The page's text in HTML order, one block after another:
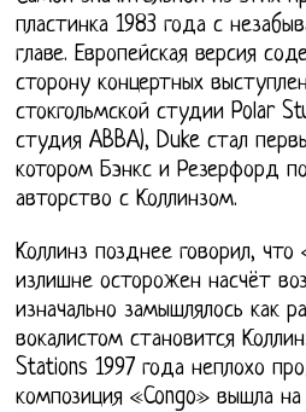
пластинка 1983 года с
главе. Европейская версия
сторону концертных
стокгольмской студии Polar
студия ABBA), Duke стал
котором Бэнкс и Резерфорд
авторство с Коллинзом.
Коллинз позднее говорил, что
излишне осторожен насчёт
изначально замышлялось как
вокалистом становится
Stations 1997 года неплохо
композиция «Congo» вышла